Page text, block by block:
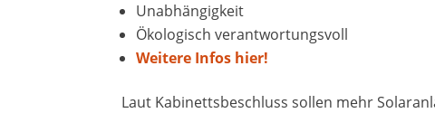
Unabhängigkeit
Ökologisch verantwortungsvoll
Weitere Infos hier!
Laut Kabinettsbeschluss sollen mehr